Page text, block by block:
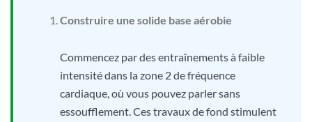
Construire une solide base aérobie
Commencez par des entraînements à faible
intensité dans la zone 2 de fréquence
cardiaque, où vous pouvez parler sans
essoufflement. Ces travaux de fond stimulent